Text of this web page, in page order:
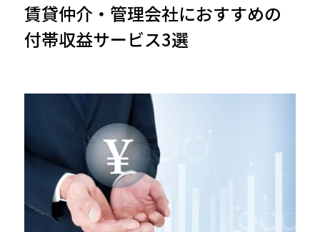
賃貸仲介・管理会社におすすめの
付帯収益サービス3選